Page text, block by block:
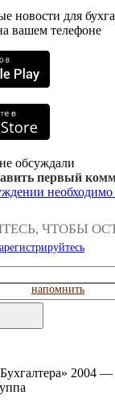
новости для
вашем телефоне
обсуждали
первый
необходимо
ЧТОБЫ
напомнить
2004